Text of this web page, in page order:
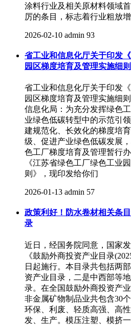
涂料行业及相关原材料领域
厉的条目，标志着行业粗放
2026-02-10 admin 93
省工业和信息化厅关于印发
园区梯度培育及管理实施细
省工业和信息化厅关于印发
园区梯度培育及管理实施细
信息化局：为充分发挥绿色
业绿色低碳转型中的示范引
建规范化、长效化的梯度培
级、促进产业绿色低碳发展
色工厂梯度培育及管理暂行
《江苏省绿色工厂绿色工业
则》，现印发给你们
2026-01-13 admin 57
政策利好！防水卷材相关条
录
近日，经国务院同意，国家
《鼓励外商投资产业目录
日起施行。本目录共包括两
资产业目录，二是中西部等
录。在全国鼓励外商投资产
非金属矿物制品业共包含30
环保、利废、轻质高强、高
发、生产。模压注塑、模挤